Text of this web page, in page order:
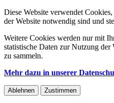
Diese Website verwendet
der Website notwendig sind und
Weitere Cookies werden nur mit
statistische Daten zur Nutzung
zu sammeln.
Mehr dazu in unserer
Ablehnen Zustimmen